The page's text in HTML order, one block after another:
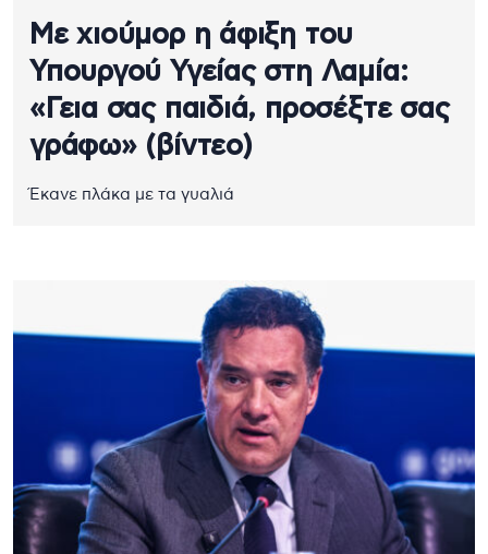
Με χιούμορ η άφιξη του
Υπουργού Υγείας στη Λαμία:
«Γεια σας παιδιά, προσέξτε σας
γράφω» (βίντεο)
Έκανε πλάκα με τα γυαλιά